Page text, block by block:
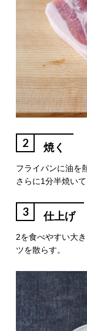
2 焼く
フライパンに油を
さらに1分半焼いて
3 仕上げ
2を食べやすい大
ツを散らす。